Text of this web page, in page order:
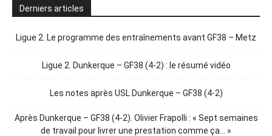
Derniers articles
Ligue 2. Le programme des entraînements avant GF38 – Metz
Ligue 2. Dunkerque – GF38 (4-2) : le résumé vidéo
Les notes après USL Dunkerque – GF38 (4-2)
Après Dunkerque – GF38 (4-2). Olivier Frapolli : « Sept semaines
de travail pour livrer une prestation comme ça… »